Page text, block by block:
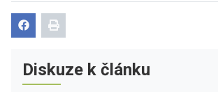
Diskuze k článku